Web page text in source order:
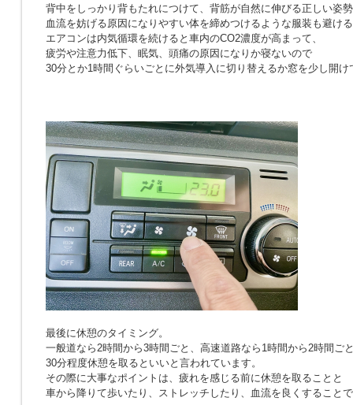
背中をしっかり背もたれにつけて、背筋が自然に伸びる正しい姿
血流を妨げる原因になりやすい体を締めつけるような服装も避け
エアコンは内気循環を続けると車内のCO2濃度が高まって、
疲労や注意力低下、眠気、頭痛の原因になりか寝ないので
30分とか1時間ぐらいごとに外気導入に切り替えるか窓を少し開け
最後に休憩のタイミング。
一般道なら2時間から3時間ごと、高速道路なら1時間から2時間ご
30分程度休憩を取るといいと言われています。
その際に大事なポイントは、疲れを感じる前に休憩を取ることと
車から降りて歩いたり、ストレッチしたり、血流を良くすること